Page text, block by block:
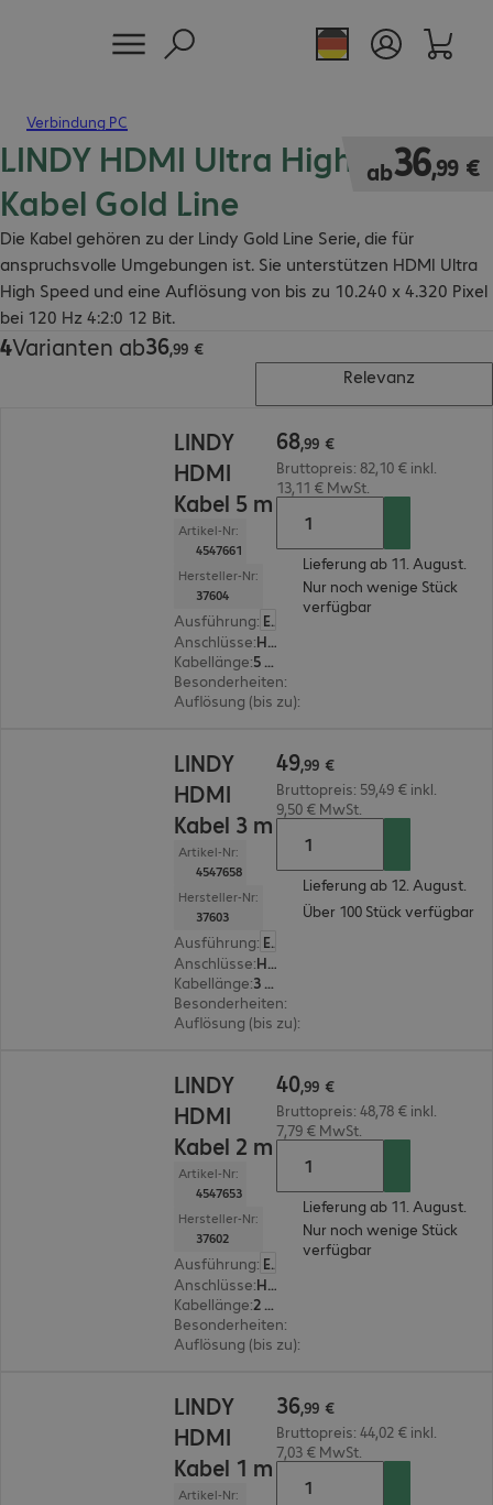
Verbindung PC
LINDY HDMI Ultra High Speed
Kabel Gold Line
Die Kabel gehören zu der Lindy Gold Line Serie, die für
anspruchsvolle Umgebungen ist. Sie unterstützen HDMI Ultra
High Speed und eine Auflösung von bis zu 10.240 x 4.320 Pixel
bei 120 Hz 4:2:0 12 Bit.
ab36,99 €
36,99 €
4Varianten ab36,99 €
36,99 €
Relevanz
LINDY
HDMI
Kabel 5 m
Artikel-Nr:
4547661
Hersteller-Nr:
37604
Ausführung:
Europäisch
Anschlüsse:
HDMI(A) | HDMI(A)
Kabellänge:
5 m
Besonderheiten:
Auflösung (bis zu):
68,99 €
Bruttopreis: 82,10 € inkl.
13,11 € MwSt.
Lieferung ab 11. August.
Nur noch wenige Stück
verfügbar
LINDY
HDMI
Kabel 3 m
Artikel-Nr:
4547658
Hersteller-Nr:
37603
Ausführung:
Europäisch
Anschlüsse:
HDMI(A) | HDMI(A)
Kabellänge:
3 m
Besonderheiten:
Auflösung (bis zu):
49,99 €
Bruttopreis: 59,49 € inkl.
9,50 € MwSt.
Lieferung ab 12. August.
Über 100 Stück verfügbar
LINDY
HDMI
Kabel 2 m
Artikel-Nr:
4547653
Hersteller-Nr:
37602
Ausführung:
Europäisch
Anschlüsse:
HDMI(A) | HDMI(A)
Kabellänge:
2 m
Besonderheiten:
Auflösung (bis zu):
40,99 €
Bruttopreis: 48,78 € inkl.
7,79 € MwSt.
Lieferung ab 11. August.
Nur noch wenige Stück
verfügbar
LINDY
HDMI
Kabel 1 m
Artikel-Nr:
36,99 €
Bruttopreis: 44,02 € inkl.
7,03 € MwSt.